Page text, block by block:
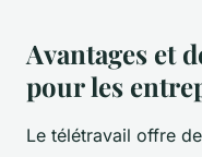
Avantages et
pour les
Le télétravail offre